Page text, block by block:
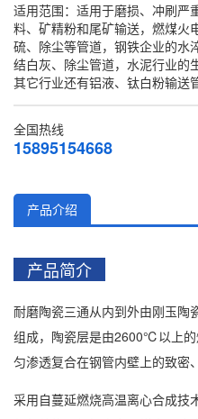
适用范围：适用于磨损、冲刷严
料、矿精粉和尾矿输送，燃煤火
硫、除尘等管道，钢铁企业的水
结白灰、除尘管道，水泥行业的
其它行业还有铝液、钛白粉输送
全国热线
15895154668
产品介绍
产品简介
耐磨陶瓷三通从内到外由刚玉陶
组成，陶瓷层是由2600℃以上
匀渗透复合在钢管内壁上的致密
采用自蔓延燃烧高温离心合成技